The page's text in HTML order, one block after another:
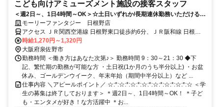
こども向けアミューズメント施設の接客スタッフ
＜週2日～、1日4時間～OK＞☆土日いずれか/長期連休勤務いただける方
歓迎☆ゲーセン好き活躍中♪
モーリーファンタジー 日根野店
アクセス ＪＲ関西空港線 日根野東口徒歩約6分、ＪＲ阪和線 日根野
東口徒歩約6分、ＪＲ阪和線 熊取東口徒歩約24分
時給1,270円～1,320円
大阪府泉佐野市
勤務時間 ＜働き方はあなた次第♪＞ 勤務時間 9：30～21：30 ◆下
記、繁忙期の勤務が可能な方 ・土日祝(1か月のうち半分以上) ・お盆
休み、ゴールデンウイーク、年末年始（期間中半分以上）など ...
仕事内容 ＼アピールポイント／ ☆:*:☆:*:☆:*:☆:*:☆:*:☆:*:☆:*:☆ ＜学
生の募集は終了しております＞ ＊週2日～、1日4時間～OK！ ＊子ど
も・エンタメが好き！な方活躍中 ＊お...